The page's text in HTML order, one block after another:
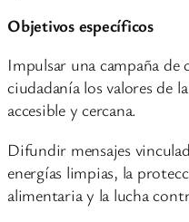
Objetivos específicos
Impulsar una campaña de
ciudadanía los valores de
accesible y cercana.
Difundir mensajes
energías limpias, la
alimentaria y la lucha